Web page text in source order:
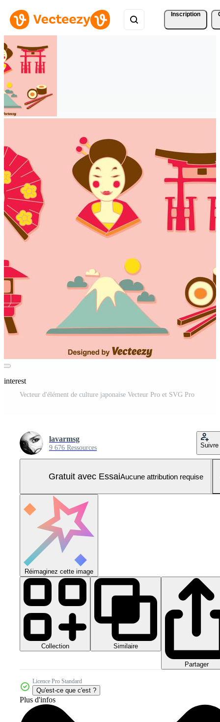
Inscription
Vecteur d'élément de culture japonaise Vecteur Pro et SVG Pro
lavarmsg
9 676 Ressources Suivre
Gratuit avec EssaiAucune attribution requise
Réimaginez cette image
Collection Similaire
Partager
Licence Pro Standard
Qu'est-ce que c'est ?
Plus d'infos